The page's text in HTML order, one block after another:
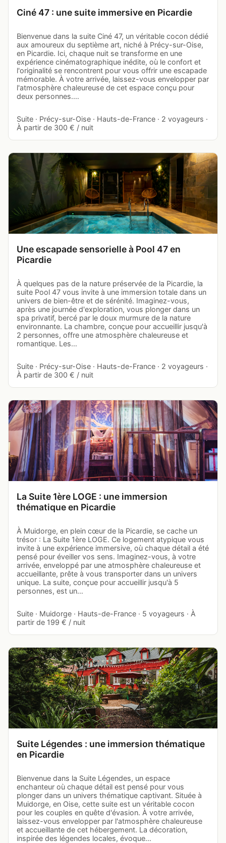
Ciné 47 : une suite immersive en Picardie
Bienvenue dans la suite Ciné 47, un véritable cocon dédié
aux amoureux du septième art, niché à Précy-sur-Oise,
en Picardie. Ici, chaque nuit se transforme en une
expérience cinématographique inédite, où le confort et
l'originalité se rencontrent pour vous offrir une escapade
mémorable. À votre arrivée, laissez-vous envelopper par
l'atmosphère chaleureuse de cet espace conçu pour
deux personnes.…
Suite · Précy-sur-Oise · Hauts-de-France · 2 voyageurs ·
À partir de 300 € / nuit
Une escapade sensorielle à Pool 47 en
Picardie
À quelques pas de la nature préservée de la Picardie, la
suite Pool 47 vous invite à une immersion totale dans un
univers de bien-être et de sérénité. Imaginez-vous,
après une journée d'exploration, vous plonger dans un
spa privatif, bercé par le doux murmure de la nature
environnante. La chambre, conçue pour accueillir jusqu'à
2 personnes, offre une atmosphère chaleureuse et
romantique. Les…
Suite · Précy-sur-Oise · Hauts-de-France · 2 voyageurs ·
À partir de 300 € / nuit
La Suite 1ère LOGE : une immersion
thématique en Picardie
À Muidorge, en plein cœur de la Picardie, se cache un
trésor : La Suite 1ère LOGE. Ce logement atypique vous
invite à une expérience immersive, où chaque détail a été
pensé pour éveiller vos sens. Imaginez-vous, à votre
arrivée, enveloppé par une atmosphère chaleureuse et
accueillante, prête à vous transporter dans un univers
unique. La suite, conçue pour accueillir jusqu'à 5
personnes, est un…
Suite · Muidorge · Hauts-de-France · 5 voyageurs · À
partir de 199 € / nuit
Suite Légendes : une immersion thématique
en Picardie
Bienvenue dans la Suite Légendes, un espace
enchanteur où chaque détail est pensé pour vous
plonger dans un univers thématique captivant. Située à
Muidorge, en Oise, cette suite est un véritable cocon
pour les couples en quête d'évasion. À votre arrivée,
laissez-vous envelopper par l'atmosphère chaleureuse
et accueillante de cet hébergement. La décoration,
inspirée des légendes locales, évoque…